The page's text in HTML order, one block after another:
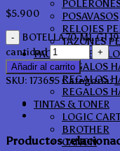
POSAVASOS
RELOJES
TAZONES
PACKS DE REGALO
REGALOS
REGALOS
REGALOS
TINTAS & TONER
LOGIC
BROTHER
CANON
$5.900
BOTELLA 70 ML GI
cantidad
Añadir al carrito
SKU: 173655 Categoría:
Productos